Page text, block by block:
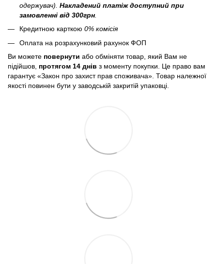
одержувач). Накладений платіж доступний при
замовленні від 300грн
Кредитною карткою 0% комісія
Оплата на розрахунковий рахунок ФОП
Ви можете повернути або обміняти товар, який Вам не
підійшов, протягом 14 днів з моменту покупки. Це право вам
гарантує «Закон про захист прав споживача». Товар належної
якості повинен бути у заводській закритій упаковці.